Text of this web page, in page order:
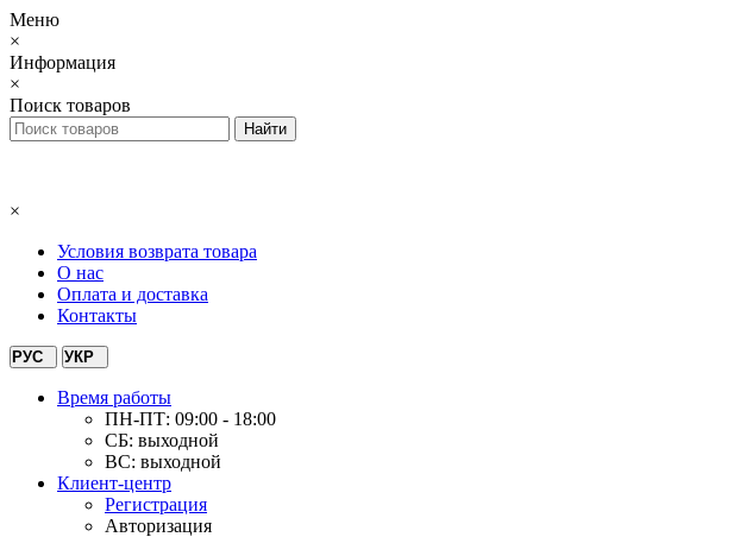
Меню
×
Информация
×
Поиск товаров
×
Условия возврата товара
О нас
Оплата и доставка
Контакты
РУС УКР
Время работы
ПН-ПТ: 09:00 - 18:00
СБ: выходной
ВС: выходной
Клиент-центр
Регистрация
Авторизация